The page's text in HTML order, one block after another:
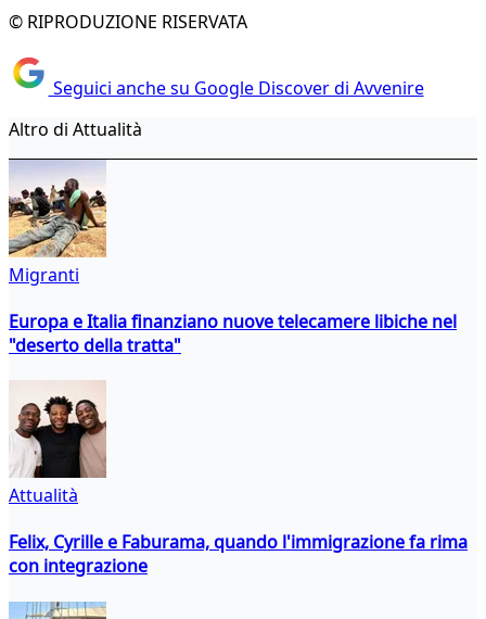
© RIPRODUZIONE RISERVATA
Seguici anche su Google Discover di Avvenire
Altro di Attualità
Migranti
Europa e Italia finanziano nuove telecamere libiche nel
"deserto della tratta"
Attualità
Felix, Cyrille e Faburama, quando l'immigrazione fa rima
con integrazione